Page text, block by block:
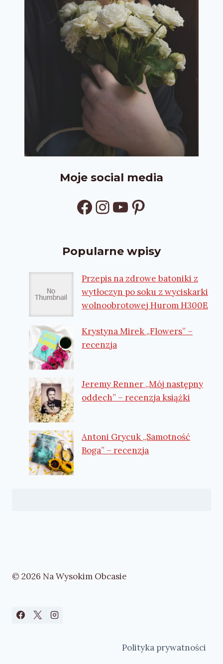
Moje social media
Facebook
Instagram
YouTube
Pinterest
Popularne wpisy
Przepis na zdrowe batoniki z
wytłoczyn po soku z wyciskarki
wolnoobrotowej Hurom H300E
Krystyna Mirek „Flowers” –
recenzja
Jeremy Renner „Mój następny
oddech” – recenzja książki
Antoni Grycuk „Samotność
Boga” – recenzja
© 2026 Na Wysokim Obcasie
Polityka prywatności